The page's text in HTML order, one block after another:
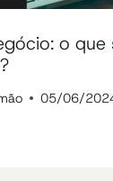
o que
05/06/